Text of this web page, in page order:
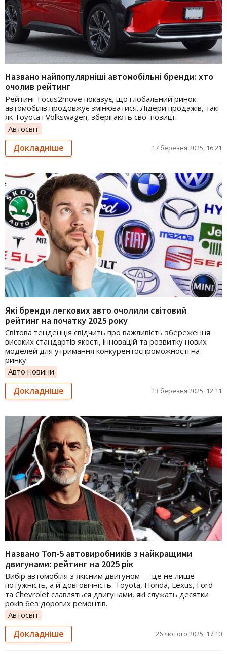
Названо найпопулярніші автомобільні бренди: хто
очолив рейтинг
Рейтинг Focus2move показує, що глобальний ринок
автомобілів продовжує змінюватися. Лідери продажів, такі
як Toyota і Volkswagen, зберігають свої позиції.
Автосвіт
Докладніше 17 березня 2025, 16:21
Які бренди легкових авто очолили світовий
рейтинг на початку 2025 року
Світова тенденція свідчить про важливість збереження
високих стандартів якості, інновацій та розвитку нових
моделей для утримання конкурентоспроможності на
ринку.
Авто новини
Докладніше 13 березня 2025, 12:11
Названо Топ-5 автовиробників з найкращими
двигунами: рейтинг на 2025 рік
Вибір автомобіля з якісним двигуном — це не лише
потужність, а й довговічність. Toyota, Honda, Lexus, Ford
та Chevrolet славляться двигунами, які служать десятки
років без дорогих ремонтів.
Автосвіт
Докладніше 26 лютого 2025, 17:10